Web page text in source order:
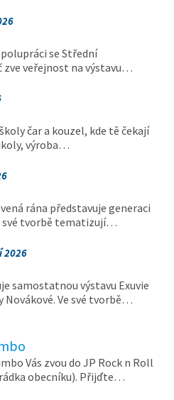
se Střední
zve veřejnost na výstavu…
čar a kouzel, kde tě čekají
výroba…
rána představuje generaci
své tvorbě tematizují…
2026
samostatnou výstavu Exuvie
Novákové. Ve své tvorbě…
Vás zvou do JP Rock n Roll
obecníku). Přijďte…